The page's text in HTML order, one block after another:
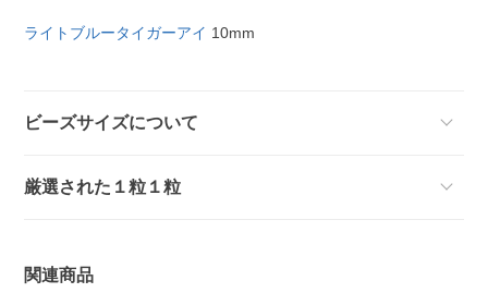
ライトブルータイガーアイ 10mm
ビーズサイズについて
厳選された１粒１粒
関連商品